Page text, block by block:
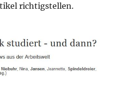
richtigstellen.